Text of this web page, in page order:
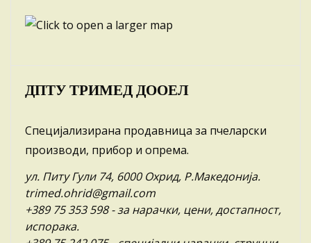
ДПТУ ТРИМЕД ДООЕЛ
Специјализирана продавница за пчеларски
производи, прибор и опрема.
ул. Питу Гули 74, 6000 Охрид, Р.Македонија.
trimed.ohrid@gmail.com
+389 75 353 598- за нарачки, цени, достапност,
испорака.